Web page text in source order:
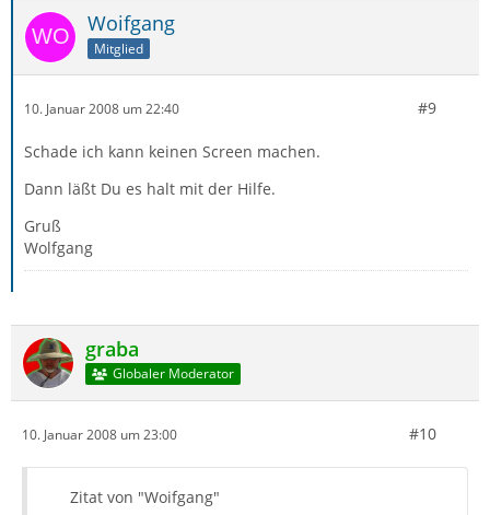
Woifgang
Mitglied
10. Januar 2008 um 22:40 #9
Schade ich kann keinen Screen machen.
Dann läßt Du es halt mit der Hilfe.
Gruß
Wolfgang
graba
Globaler Moderator
10. Januar 2008 um 23:00 #10
Zitat von "Woifgang"